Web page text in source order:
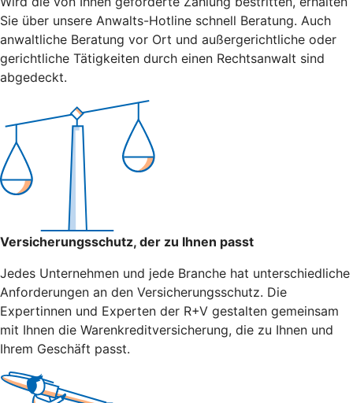
Sie über unsere Anwalts-Hotline schnell Beratung. Auch
anwaltliche Beratung vor Ort und außergerichtliche oder
gerichtliche Tätigkeiten durch einen Rechtsanwalt sind
abgedeckt.
Versicherungsschutz, der zu Ihnen passt
Jedes Unternehmen und jede Branche hat unterschiedliche
Anforderungen an den Versicherungsschutz. Die
Expertinnen und Experten der R+V gestalten gemeinsam
mit Ihnen die Warenkreditversicherung, die zu Ihnen und
Ihrem Geschäft passt.